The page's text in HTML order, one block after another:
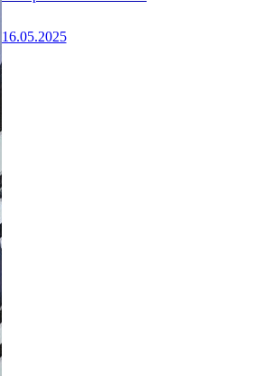
16.05.2025